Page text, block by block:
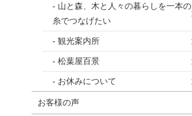
山と森、木と人々の暮らしを一本の
糸でつなげたい
観光案内所
松葉屋百景
お休みについて
お客様の声